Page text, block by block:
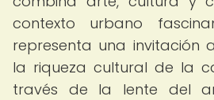
contexto urbano
representa una invitación
la riqueza cultural de la
través de la lente del